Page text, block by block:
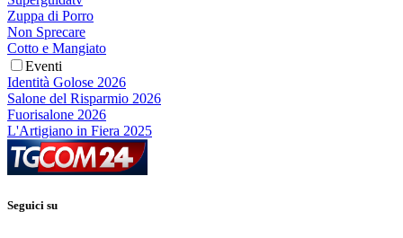
Zuppa di Porro
Non Sprecare
Cotto e Mangiato
Eventi
Identità Golose 2026
Salone del Risparmio 2026
Fuorisalone 2026
L'Artigiano in Fiera 2025
Seguici su